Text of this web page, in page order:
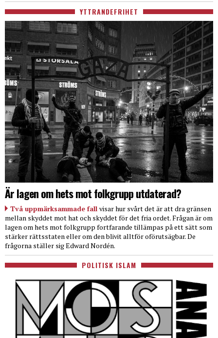
YTTRANDEFRIHET
Är lagen om hets mot folkgrupp utdaterad?
Två uppmärksammade fall visar hur svårt det är att dra gränsen
mellan skyddet mot hat och skyddet för det fria ordet. Frågan är om
lagen om hets mot folkgrupp fortfarande tillämpas på ett sätt som
stärker rättsstaten eller om den blivit alltför oförutsägbar. De
frågorna ställer sig Edward Nordén.
POLITISK ISLAM